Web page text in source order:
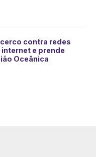
contra redes
e prende
Oceânica